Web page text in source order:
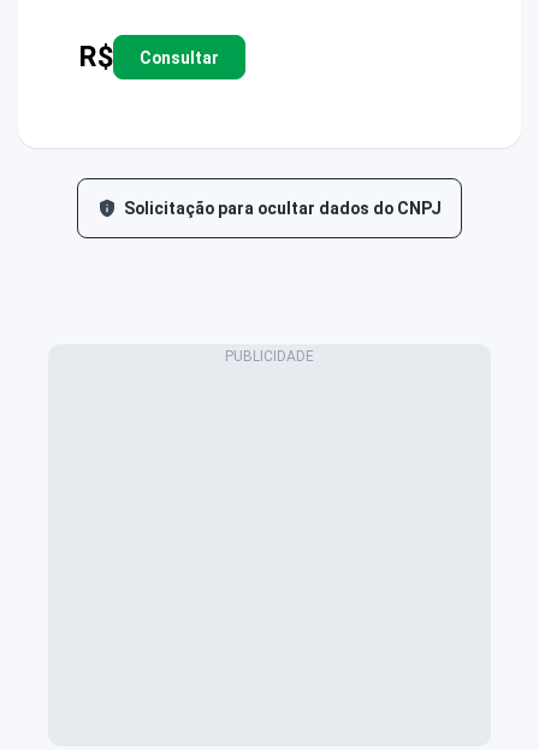
R$ Consultar
Solicitação para ocultar dados do CNPJ